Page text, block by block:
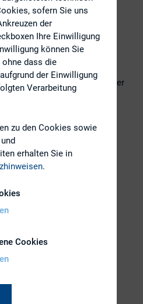
Vielfalt und Ökosysteme,
etc.
an Unternehmensvertreter
Asset und Portfolio
sofern Sie uns
der
Ihre Einwilligung
können Sie
dass die
der Einwilligung
Verarbeitung
zu den Cookies sowie
erhalten Sie in
.
Cookies